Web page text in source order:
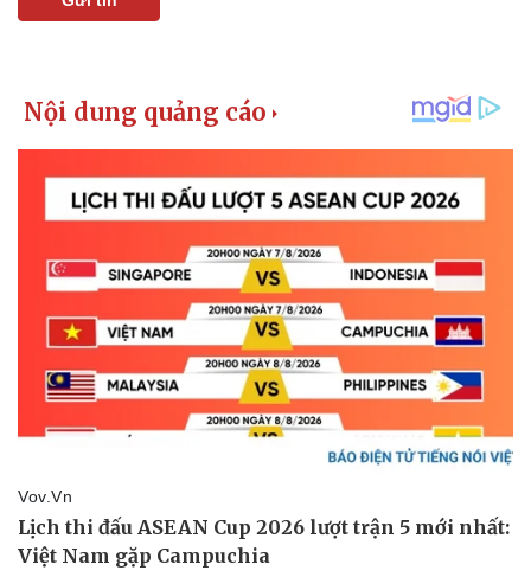
Bóng đá
Lịch thi đấu bóng đá
Thế giới thể thao
eSports
Ô tô - Xe máy
Xe máy
Tư vấn